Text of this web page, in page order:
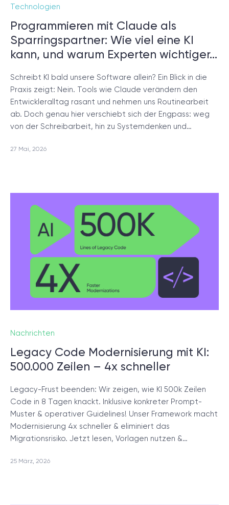
Technologien
Programmieren mit Claude als
Sparringspartner: Wie viel eine KI
kann, und warum Experten wichtiger…
Schreibt KI bald unsere Software allein? Ein Blick in die
Praxis zeigt: Nein. Tools wie Claude verändern den
Entwickleralltag rasant und nehmen uns Routinearbeit
ab. Doch genau hier verschiebt sich der Engpass: weg
von der Schreibarbeit, hin zu Systemdenken und…
27 Mai, 2026
Nachrichten
Legacy Code Modernisierung mit KI:
500.000 Zeilen – 4x schneller
Legacy-Frust beenden: Wir zeigen, wie KI 500k Zeilen
Code in 8 Tagen knackt. Inklusive konkreter Prompt-
Muster & operativer Guidelines! Unser Framework macht
Modernisierung 4x schneller & eliminiert das
Migrationsrisiko. Jetzt lesen, Vorlagen nutzen &…
25 März, 2026
/ Blog
+49 721 957 3177
հայերեն
English (UK)
Deutsch
Dansk
English